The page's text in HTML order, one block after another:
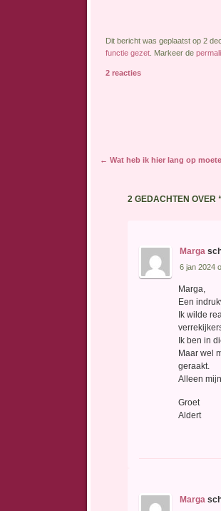
Dit bericht was geplaatst op 2
functie gezet. Markeer de
2 reacties
Berichtnavigatie
← Wat heb ik hier lang op
2 GEDACHTEN OVER
Marga
6 jan 2024
Marga,
Een
Ik wilde
Ik ben in
Maar wel
geraakt.
Alleen
Groet
Aldert
Marga